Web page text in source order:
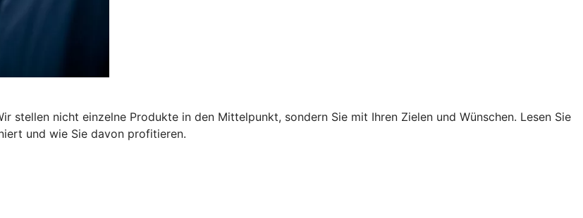
stellen nicht einzelne Produkte in den Mittelpunkt, sondern Sie mit Ihren Zielen und Wünschen. Lesen Sie
und wie Sie davon profitieren.